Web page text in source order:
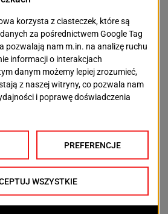
z linią 58, nr 59911),
(wspólne z linią 58, nr nr 48311 i
z liniami 58 i 59, nr nr 43911 i
z liniami 58 i 59, nr nr 47911
z liniami 58, 59, 63, 101 i 107, nr
z liniami 58, 59, 63, 101 i 107,